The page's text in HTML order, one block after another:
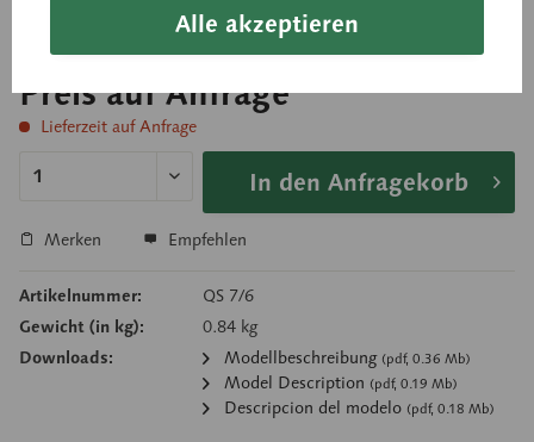
Preis auf Anfrage
Lieferzeit auf Anfrage
In den Anfragekorb
Merken Empfehlen
Artikelnummer:
QS 7/6
Gewicht (in kg):
0.84 kg
Downloads:
Modellbeschreibung (pdf, 0.36 Mb)
Model Description (pdf, 0.19 Mb)
Descripcion del modelo (pdf, 0.18 Mb)
Alle akzeptieren